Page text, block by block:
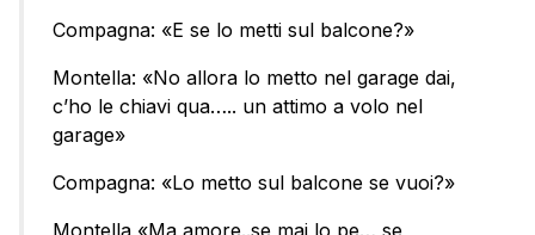
Compagna: «E se lo metti sul balcone?»
Montella: «No allora lo metto nel garage dai,
c’ho le chiavi qua….. un attimo a volo nel
garage»
Compagna: «Lo metto sul balcone se vuoi?»
Montella «Ma amore..se mai lo pe… se